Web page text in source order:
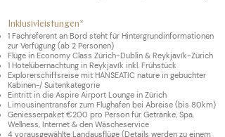
Inklusivleistungen*
1 Fachreferent an Bord steht für Hintergrundinformationen
zur Verfügung (ab 2 Personen)
Flüge in Economy Class Zürich-Dublin & Reykjavík-Zürich
1 Hotelübernachtung in Reykjavík inkl. Frühstück
Explorerschiffsreise mit HANSEATIC nature in gebuchter
Kabinen-/ Suitenkategorie
Eintritt in die Aspire Airport Lounge in Zürich
Limousinentransfer zum Flughafen bei Abreise (bis 80km)
Geniesserpaket €200 pro Person für Getränke, Spa,
Wellness, Internet & den Wäscheservice
4 vorausgewählte Landausflüge (Details werden zu einem